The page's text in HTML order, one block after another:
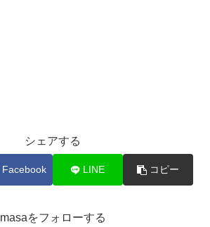
シェアする
Facebook LINE コピー
masaをフォローする